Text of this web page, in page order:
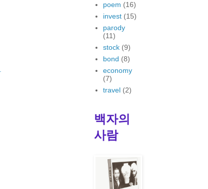
poem (16)
invest (15)
parody
(11)
stock (9)
bond (8)
economy
(7)
travel (2)
백자의
사람